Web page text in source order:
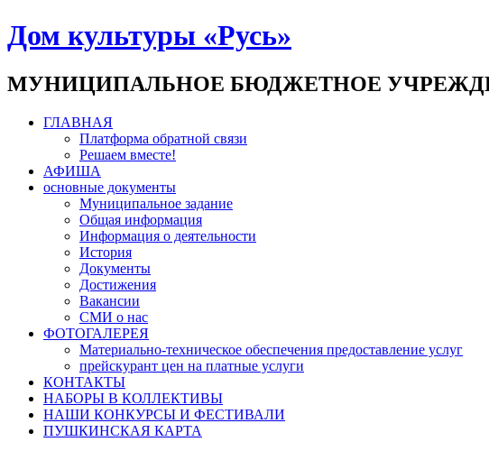
Дом культуры «Русь»
МУНИЦИПАЛЬНОЕ БЮДЖЕТНОЕ
ГЛАВНАЯ
Платформа обратной связи
Решаем вместе!
АФИША
основные документы
Муниципальное задание
Общая информация
Информация о деятельности
История
Документы
Достижения
Вакансии
СМИ о нас
ФОТОГАЛЕРЕЯ
Материально-техническое обеспечения предоставление услуг
прейскурант цен на платные услуги
КОНТАКТЫ
НАБОРЫ В КОЛЛЕКТИВЫ
НАШИ КОНКУРСЫ И ФЕСТИВАЛИ
ПУШКИНСКАЯ КАРТА